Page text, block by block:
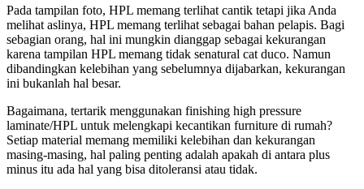
Pada tampilan foto, HPL memang terlihat cantik tetapi jika Anda
melihat aslinya, HPL memang terlihat sebagai bahan pelapis. Bagi
sebagian orang, hal ini mungkin dianggap sebagai kekurangan
karena tampilan HPL memang tidak senatural cat duco. Namun
dibandingkan kelebihan yang sebelumnya dijabarkan, kekurangan
ini bukanlah hal besar.
Bagaimana, tertarik menggunakan finishing high pressure
laminate/HPL untuk melengkapi kecantikan furniture di rumah?
Setiap material memang memiliki kelebihan dan kekurangan
masing-masing, hal paling penting adalah apakah di antara plus
minus itu ada hal yang bisa ditoleransi atau tidak.